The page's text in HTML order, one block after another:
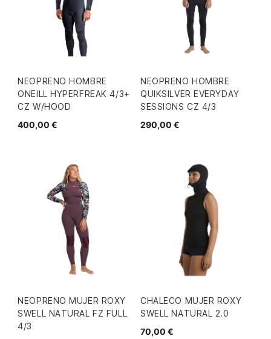
NEOPRENO HOMBRE
ONEILL HYPERFREAK 4/3+
CZ W/HOOD
400,00 €
NEOPRENO HOMBRE
QUIKSILVER EVERYDAY
SESSIONS CZ 4/3
290,00 €
NEOPRENO MUJER ROXY
SWELL NATURAL FZ FULL
4/3
CHALECO MUJER ROXY
SWELL NATURAL 2.0
70,00 €